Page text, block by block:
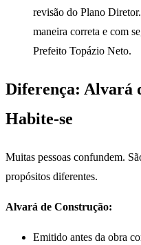
revisão do Plano
maneira correta e com
Prefeito Topázio Neto.
Diferença: Alvará
Habite-se
Muitas pessoas confundem.
propósitos diferentes.
Alvará de Construção:
Emitido antes da obra